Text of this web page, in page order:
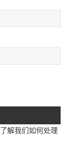
了解我们如何处理